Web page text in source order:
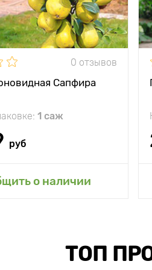
0 отзывов
Сапфира
1 саж
руб
о наличии
солнечное место
минус 30°С
в мой сад
ТОП